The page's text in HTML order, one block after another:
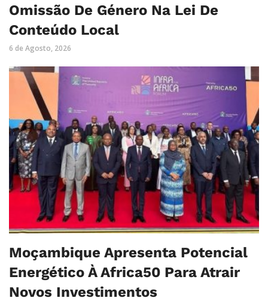
Omissão De Género Na Lei De
Conteúdo Local
6 de Agosto, 2026
Moçambique Apresenta Potencial
Energético À Africa50 Para Atrair
Novos Investimentos